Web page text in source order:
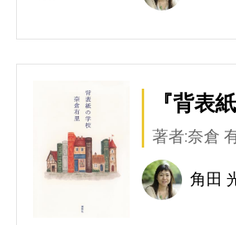
『背表
著者:奈倉
角田